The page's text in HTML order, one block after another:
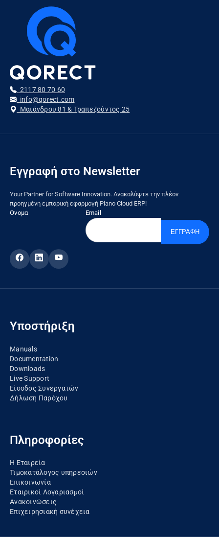
2117 80 70 60
info@qorect.com
Μαιάνδρου 81 & Τραπεζούντος 25
Εγγραφή στο Newsletter
Your Partner for Software Innovation. Ανακαλύψτε την πλέον
προηγμένη εμπορική εφαρμογή Plano Cloud ERP!
Όνομα
Email
ΕΓΓΡΑΦΗ
Υποστήριξη
Manuals
Documentation
Downloads
Live Support
Είσοδος Συνεργατών
Δήλωση Παρόχου
Πληροφορίες
Η Εταιρεία
Τιμοκατάλογος υπηρεσιών
Επικοινωνία
Εταιρικοί Λογαριασμοί
Ανακοινώσεις
Eπιχειρησιακή συνέχεια